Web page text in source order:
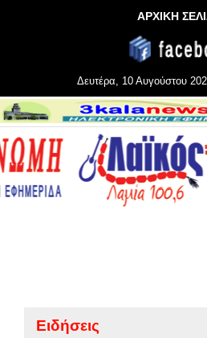
ΑΡΧΙΚΗ
Δευτέρα, 10 Αυγούστου
Ειδήσεις